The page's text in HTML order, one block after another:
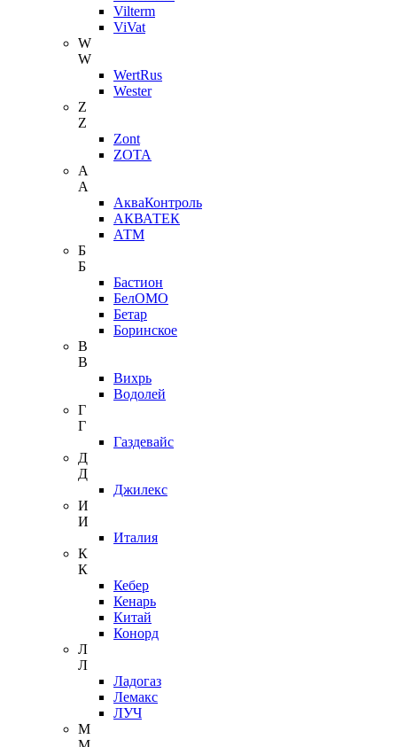
Vilterm
ViVat
W
W
WertRus
Wester
Z
Z
Zont
ZOTA
А
А
АкваКонтроль
АКВАТЕК
АТМ
Б
Б
Бастион
БелОМО
Бетар
Боринское
В
В
Вихрь
Водолей
Г
Г
Газдевайс
Д
Д
Джилекс
И
И
Италия
К
К
Кебер
Кенарь
Китай
Конорд
Л
Л
Ладогаз
Лемакс
ЛУЧ
М